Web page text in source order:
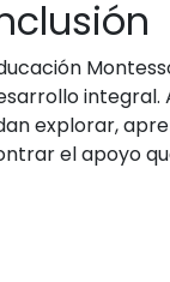
explorar,
el apoyo